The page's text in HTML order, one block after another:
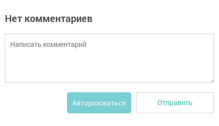
Нет комментариев
Авторизоваться Отправить